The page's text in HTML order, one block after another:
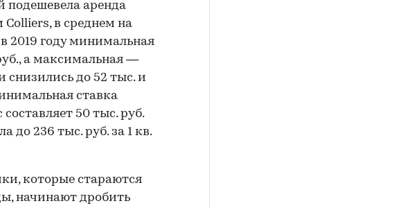
подешевела аренда
в среднем на
2019 году минимальная
а максимальная —
снизились до 52 тыс. и
ставка
50 тыс. руб.
до 236 тыс. руб. за 1 кв.
которые стараются
начинают дробить